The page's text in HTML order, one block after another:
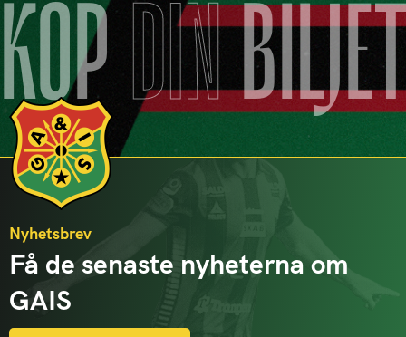
KÖPDIN
Nyhetsbrev
Få de senaste nyheterna om
GAIS